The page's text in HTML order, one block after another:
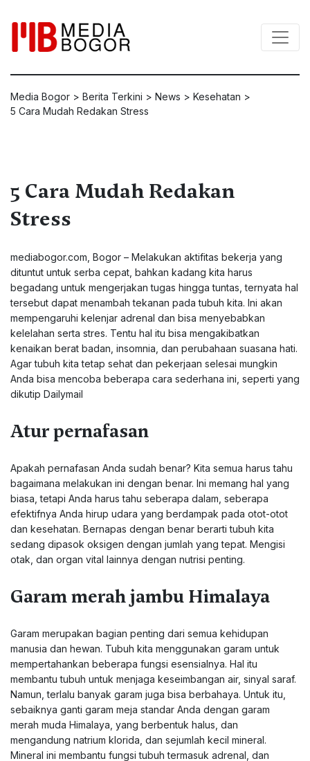
Media Bogor > Berita Terkini > News > Kesehatan >
5 Cara Mudah Redakan Stress
5 Cara Mudah Redakan
Stress
mediabogor.com, Bogor – Melakukan aktifitas bekerja yang
dituntut untuk serba cepat, bahkan kadang kita harus
begadang untuk mengerjakan tugas hingga tuntas, ternyata hal
tersebut dapat menambah tekanan pada tubuh kita. Ini akan
mempengaruhi kelenjar adrenal dan bisa menyebabkan
kelelahan serta stres. Tentu hal itu bisa mengakibatkan
kenaikan berat badan, insomnia, dan perubahaan suasana hati.
Agar tubuh kita tetap sehat dan pekerjaan selesai mungkin
Anda bisa mencoba beberapa cara sederhana ini, seperti yang
dikutip Dailymail
Atur pernafasan
Apakah pernafasan Anda sudah benar? Kita semua harus tahu
bagaimana melakukan ini dengan benar. Ini memang hal yang
biasa, tetapi Anda harus tahu seberapa dalam, seberapa
efektifnya Anda hirup udara yang berdampak pada otot-otot
dan kesehatan. Bernapas dengan benar berarti tubuh kita
sedang dipasok oksigen dengan jumlah yang tepat. Mengisi
otak, dan organ vital lainnya dengan nutrisi penting.
Garam merah jambu Himalaya
Garam merupakan bagian penting dari semua kehidupan
manusia dan hewan. Tubuh kita menggunakan garam untuk
mempertahankan beberapa fungsi esensialnya. Hal itu
membantu tubuh untuk menjaga keseimbangan air, sinyal saraf.
Namun, terlalu banyak garam juga bisa berbahaya. Untuk itu,
sebaiknya ganti garam meja standar Anda dengan garam
merah muda Himalaya, yang berbentuk halus, dan
mengandung natrium klorida, dan sejumlah kecil mineral.
Mineral ini membantu fungsi tubuh termasuk adrenal, dan